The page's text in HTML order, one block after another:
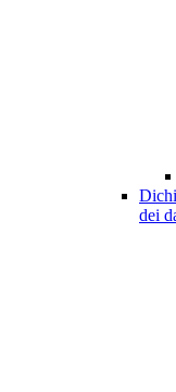
dei